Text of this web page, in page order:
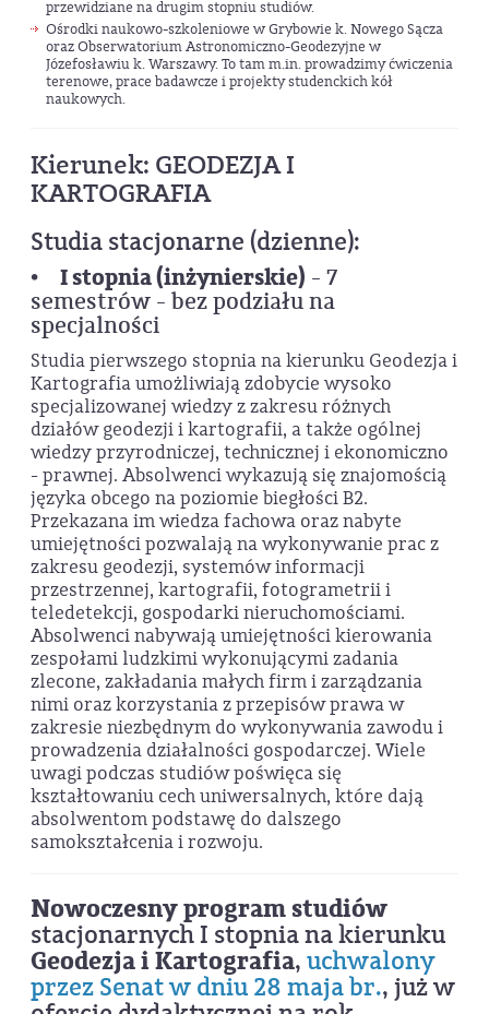
przewidziane na drugim stopniu studiów.
Ośrodki naukowo-szkoleniowe w Grybowie k. Nowego Sącza
oraz Obserwatorium Astronomiczno-Geodezyjne w
Józefosławiu k. Warszawy. To tam m.in. prowadzimy ćwiczenia
terenowe, prace badawcze i projekty studenckich kół
naukowych.
Kierunek: GEODEZJA I
KARTOGRAFIA
Studia stacjonarne (dzienne):
• I stopnia (inżynierskie) - 7
semestrów - bez podziału na
specjalności
Studia pierwszego stopnia na kierunku Geodezja i
Kartografia umożliwiają zdobycie wysoko
specjalizowanej wiedzy z zakresu różnych
działów geodezji i kartografii, a także ogólnej
wiedzy przyrodniczej, technicznej i ekonomiczno
- prawnej. Absolwenci wykazują się znajomością
języka obcego na poziomie biegłości B2.
Przekazana im wiedza fachowa oraz nabyte
umiejętności pozwalają na wykonywanie prac z
zakresu geodezji, systemów informacji
przestrzennej, kartografii, fotogrametrii i
teledetekcji, gospodarki nieruchomościami.
Absolwenci nabywają umiejętności kierowania
zespołami ludzkimi wykonującymi zadania
zlecone, zakładania małych firm i zarządzania
nimi oraz korzystania z przepisów prawa w
zakresie niezbędnym do wykonywania zawodu i
prowadzenia działalności gospodarczej. Wiele
uwagi podczas studiów poświęca się
kształtowaniu cech uniwersalnych, które dają
absolwentom podstawę do dalszego
samokształcenia i rozwoju.
Nowoczesny program studiów
stacjonarnych I stopnia na kierunku
Geodezja i Kartografia, uchwalony
przez Senat w dniu 28 maja br., już w